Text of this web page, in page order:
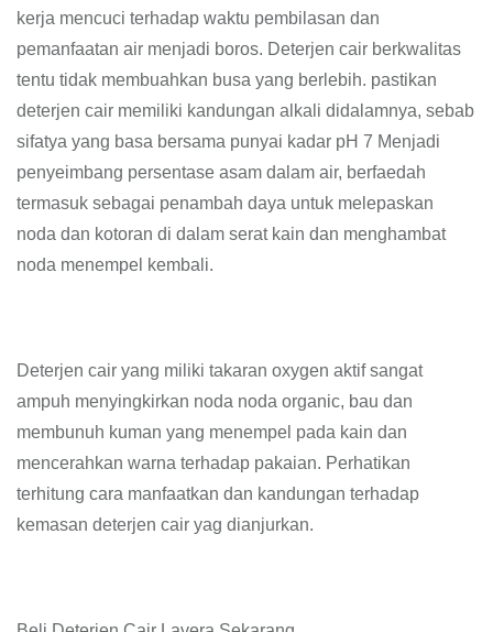
kerja mencuci terhadap waktu pembilasan dan
pemanfaatan air menjadi boros. Deterjen cair berkwalitas
tentu tidak membuahkan busa yang berlebih. pastikan
deterjen cair memiliki kandungan alkali didalamnya, sebab
sifatya yang basa bersama punyai kadar pH 7 Menjadi
penyeimbang persentase asam dalam air, berfaedah
termasuk sebagai penambah daya untuk melepaskan
noda dan kotoran di dalam serat kain dan menghambat
noda menempel kembali.
Deterjen cair yang miliki takaran oxygen aktif sangat
ampuh menyingkirkan noda noda organic, bau dan
membunuh kuman yang menempel pada kain dan
mencerahkan warna terhadap pakaian. Perhatikan
terhitung cara manfaatkan dan kandungan terhadap
kemasan deterjen cair yag dianjurkan.